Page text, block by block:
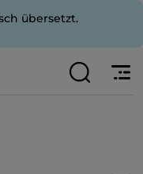
übersetzt.